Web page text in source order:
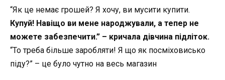
“Як це немає грошей? Я хочу, ви мусити купити.
Купуй! Навіщо ви мене народжували, а тепер не
можете забезпечити.” – кричала дівчина підліток.
“То треба більше заробляти! Я що як посміховисько
піду?” – це було чутно на весь магазин